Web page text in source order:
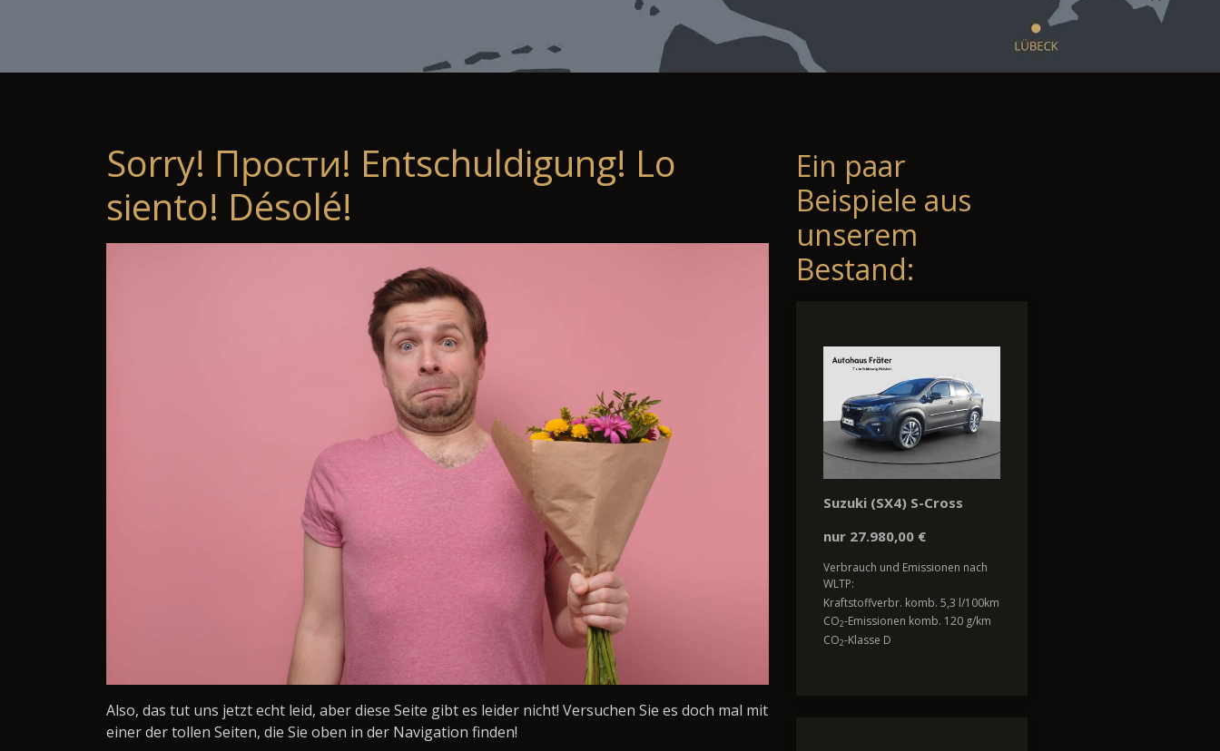
Sorry! Прости! Entschuldigung! Lo
siento! Désolé!
Also, das tut uns jetzt echt leid, aber diese Seite gibt es leider nicht! Versuchen Sie es doch mal mit
einer der tollen Seiten, die Sie oben in der Navigation finden!
Ein paar
Beispiele aus
unserem
Bestand:
Suzuki (SX4) S-Cross
nur 27.980,00 €
Verbrauch und Emissionen nach
WLTP:
Kraftstoffverbr. komb. 5,3 l/100km
CO2-Emissionen komb. 120 g/km
CO2-Klasse D